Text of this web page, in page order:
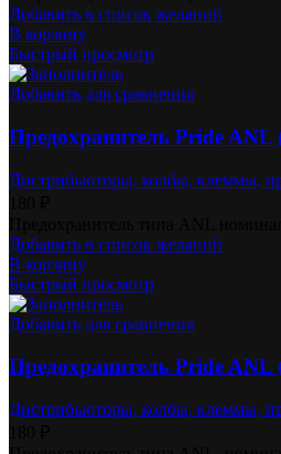
Добавить в список желаний
В корзину
Быстрый просмотр
Добавить для сравнения
Предохранитель Pride ANL
Дистрибьюторы, колбы, клеммы,
Добавить в список желаний
В корзину
Быстрый просмотр
Добавить для сравнения
Предохранитель Pride ANL
Дистрибьюторы, колбы, клеммы,